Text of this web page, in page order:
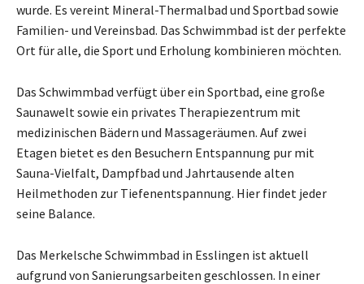
wurde. Es vereint Mineral-Thermalbad und Sportbad sowie
Familien- und Vereinsbad. Das Schwimmbad ist der perfekte
Ort für alle, die Sport und Erholung kombinieren möchten.
Das Schwimmbad verfügt über ein Sportbad, eine große
Saunawelt sowie ein privates Therapiezentrum mit
medizinischen Bädern und Massageräumen. Auf zwei
Etagen bietet es den Besuchern Entspannung pur mit
Sauna-Vielfalt, Dampfbad und Jahrtausende alten
Heilmethoden zur Tiefenentspannung. Hier findet jeder
seine Balance.
Das Merkelsche Schwimmbad in Esslingen ist aktuell
aufgrund von Sanierungsarbeiten geschlossen. In einer